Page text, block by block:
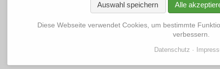
Auswahl speichern Alle
Diese Webseite verwendet Cookies, um bestimmte
verbessern.
Datenschutz